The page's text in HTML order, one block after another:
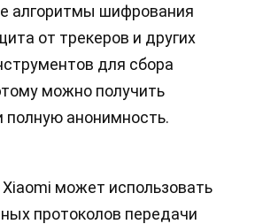
алгоритмы шифрования
от трекеров и других
для сбора
можно получить
полную анонимность.
может использовать
протоколов передачи